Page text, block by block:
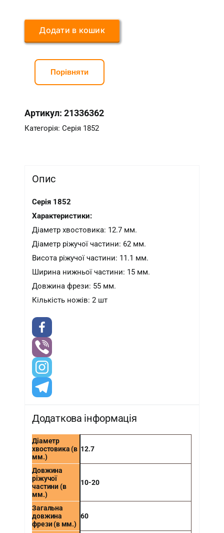
Додати в кошик
Порівняти
Артикул:21336362
Категорія:Серія 1852
Опис
Серія 1852
Характеристики:
Діаметр хвостовика: 12.7 мм.
Діаметр ріжучої частини: 62 мм.
Висота ріжучої частини: 11.1 мм.
Ширина нижньої частини: 15 мм.
Довжина фрези: 55 мм.
Кількість ножів: 2 шт
Додаткова інформація
Діаметр
хвостовика (в
мм.)
12.7
Довжина
ріжучої
частини (в
мм.)
10-20
Загальна
довжина
фрези (в мм.)
60